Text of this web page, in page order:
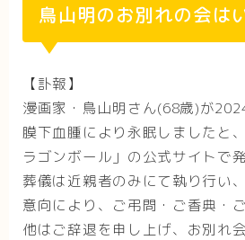
鳥山明のお別れの会は
【訃報】
漫画家・鳥山明さん(68歳)が
膜下血腫により永眠しましたと
ラゴンボール」の公式サイトで発
葬儀は近親者のみにて執り行い
意向により、ご弔問・ご香典・
他はご辞退を申し上げ、お別れ